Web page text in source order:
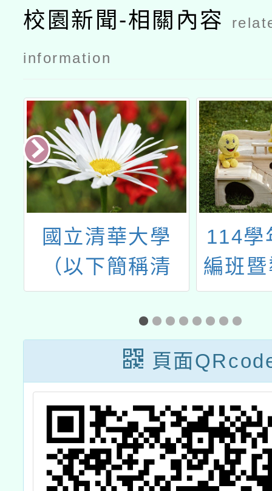
校園新聞-相關內容
information
國立清華大學
（以下簡稱清
大）「115年中
小學雙語教學在
職教師增能學分
班」
114學
編班
作業
頁面